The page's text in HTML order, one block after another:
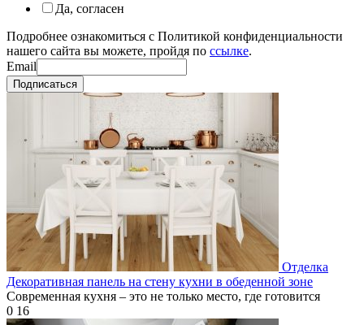
Да, согласен
Подробнее ознакомиться с Политикой конфиденциальности
нашего сайта вы можете, пройдя по ссылке.
Email
Подписаться
Отделка
Декоративная панель на стену кухни в обеденной зоне
Современная кухня – это не только место, где готовится
0 16